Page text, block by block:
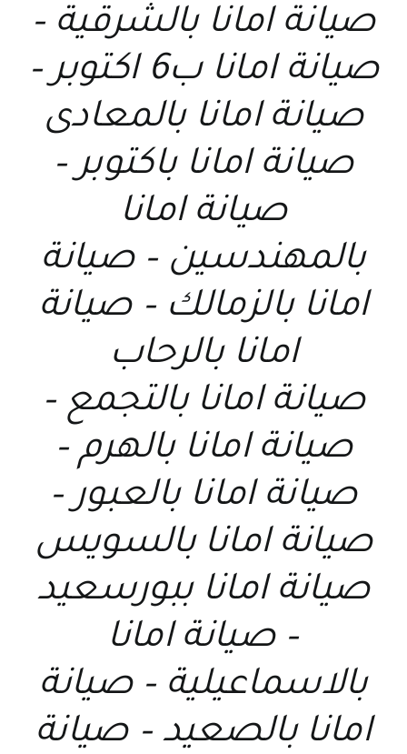
صيانة امانا بالشرقية –
صيانة امانا ب6 اكتوبر –
صيانة امانا بالمعادى
صيانة امانا باكتوبر –
صيانة امانا
بالمهندسين – صيانة
امانا بالزمالك – صيانة
امانا بالرحاب
صيانة امانا بالتجمع –
صيانة امانا بالهرم –
صيانة امانا بالعبور –
صيانة امانا بالسويس
صيانة امانا ببورسعيد
– صيانة امانا
بالاسماعيلية – صيانة
امانا بالصعيد – صيانة